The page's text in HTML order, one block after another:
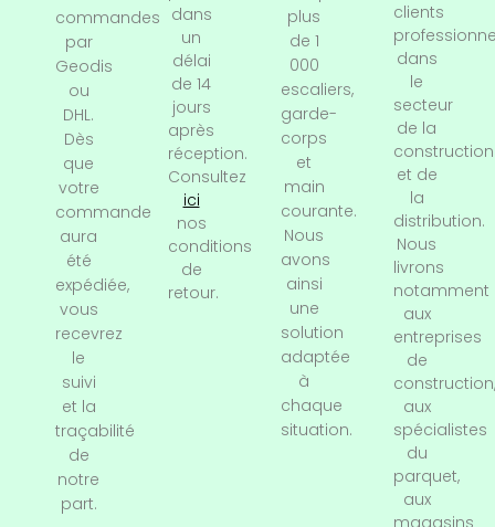
commandes
par
Geodis
ou
DHL.
Dès
que
votre
commande
aura
été
expédiée,
vous
recevrez
le
suivi
et la
traçabilité
de
notre
part.
dans
un
délai
de 14
jours
après
réception.
Consultez
ici
nos
conditions
de
retour.
plus
de 1
000
escaliers,
garde-
corps
et
main
courante.
Nous
avons
ainsi
une
solution
adaptée
à
chaque
situation.
clients
dans
le
secteur
de la
construction
et de
la
distribution.
Nous
livrons
notamment
aux
entreprises
de
construction,
aux
spécialistes
du
parquet,
aux
magasins